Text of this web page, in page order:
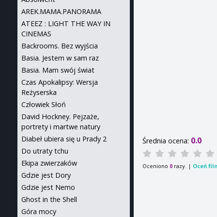
Średnia ocena: 0.0
Oceniono 0 razy. | Oceń
AREK.MAMA.PANORAMA
ATEEZ : LIGHT THE WAY IN
CINEMAS
Backrooms. Bez wyjścia
Basia. Jestem w sam raz
Basia. Mam swój świat
Czas Apokalipsy: Wersja
Reżyserska
Człowiek Słoń
David Hockney. Pejzaże,
portrety i martwe natury
Diabeł ubiera się u Prady 2
Do utraty tchu
Ekipa zwierzaków
Gdzie jest Dory
Gdzie jest Nemo
Ghost in the Shell
Góra mocy